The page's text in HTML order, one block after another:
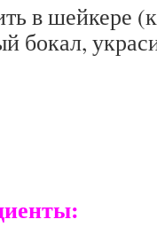
в шейкере
бокал,